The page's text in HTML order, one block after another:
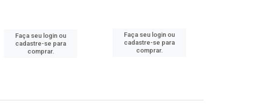
Faça seu login ou
cadastre-se para
comprar.
Faça seu login ou
cadastre-se para
comprar.